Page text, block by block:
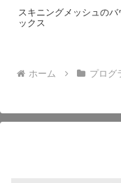
スキニングメッシュの
ックス
ホーム プログ